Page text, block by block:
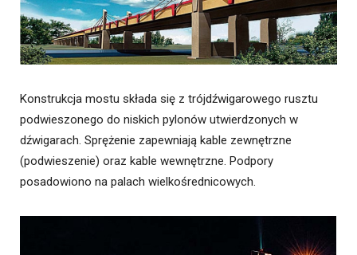
Konstrukcja mostu składa się z trójdźwigarowego rusztu
podwieszonego do niskich pylonów utwierdzonych w
dźwigarach. Sprężenie zapewniają kable zewnętrzne
(podwieszenie) oraz kable wewnętrzne. Podpory
posadowiono na palach wielkośrednicowych.